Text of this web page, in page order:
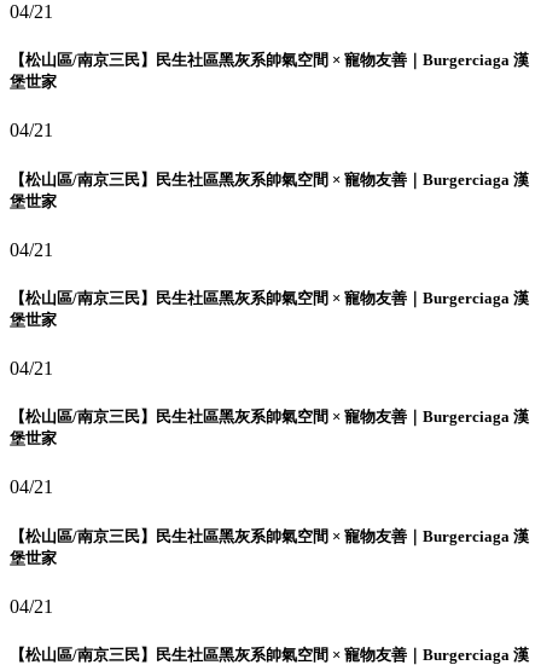
04/21
【松山區/南京三民】民生社區黑灰系帥氣空間 × 寵物友善｜Burgerciaga 漢
堡世家
04/21
【松山區/南京三民】民生社區黑灰系帥氣空間 × 寵物友善｜Burgerciaga 漢
堡世家
04/21
【松山區/南京三民】民生社區黑灰系帥氣空間 × 寵物友善｜Burgerciaga 漢
堡世家
04/21
【松山區/南京三民】民生社區黑灰系帥氣空間 × 寵物友善｜Burgerciaga 漢
堡世家
04/21
【松山區/南京三民】民生社區黑灰系帥氣空間 × 寵物友善｜Burgerciaga 漢
堡世家
04/21
【松山區/南京三民】民生社區黑灰系帥氣空間 × 寵物友善｜Burgerciaga 漢